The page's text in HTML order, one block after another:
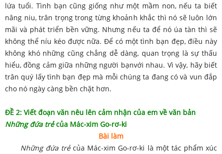
lứa tuổi. Tình bạn cũng giống như một mầm non, nếu ta biết
nâng niu, trân trọng trong từng khoảnh khắc thì nó sẽ luôn lớn
mãi và phát triển bền vững. Nhưng nếu ta để nó úa tàn thì sẽ
không thể níu kéo được nữa. Để có một tình bạn đẹp, điều này
không khó những cũng chẳng dễ dàng, quan trọng là sự thấu
hiểu, đồng cảm giữa những người bạnvới nhau. Vì vậy, hãy biết
trân quý lấy tình bạn đẹp mà mỗi chúng ta đang có và vun đắp
cho nó ngày càng bền chặt hơn.
ĐỀ 2: Viết đoạn văn nêu lên cảm nhận của em về văn bản
Những đứa trẻcủa Mác-xim Go-rơ-ki
Bài làm
Những đứa trẻcủa Mác-xim Go-rơ-ki là một tác phẩm xúc